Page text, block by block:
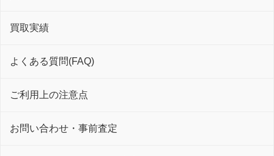
買取実績
よくある質問(FAQ)
ご利用上の注意点
お問い合わせ・事前査定